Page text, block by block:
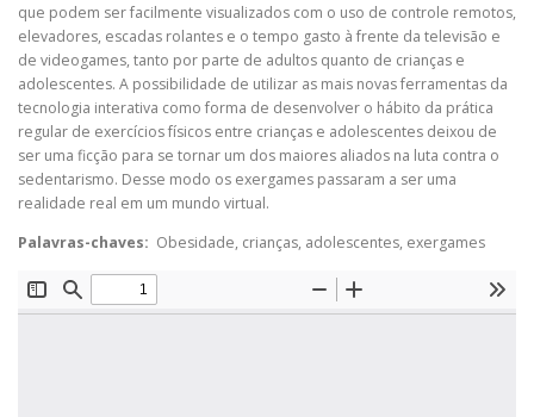
que podem ser facilmente visualizados com o uso de controle remotos,
elevadores, escadas rolantes e o tempo gasto à frente da televisão e
de videogames, tanto por parte de adultos quanto de crianças e
adolescentes. A possibilidade de utilizar as mais novas ferramentas da
tecnologia interativa como forma de desenvolver o hábito da prática
regular de exercícios físicos entre crianças e adolescentes deixou de
ser uma ficção para se tornar um dos maiores aliados na luta contra o
sedentarismo. Desse modo os exergames passaram a ser uma
realidade real em um mundo virtual.
Palavras-chaves: Obesidade, crianças, adolescentes, exergames